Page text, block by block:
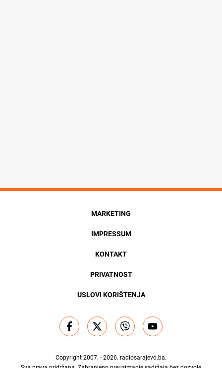
MARKETING
IMPRESSUM
KONTAKT
PRIVATNOST
USLOVI KORIŠTENJA
Copyright 2007. - 2026. radiosarajevo.ba.